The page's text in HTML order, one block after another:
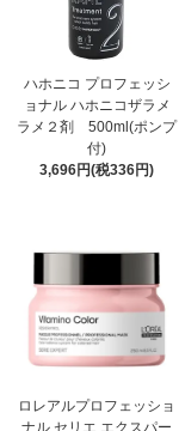
ハホニコ プロフェッシ
ョナル ハホニコザラメ
ラメ２剤 500ml(ポンプ
付)
3,696円(税336円)
ロレアルプロフェッショ
ナル セリエ エクスパー